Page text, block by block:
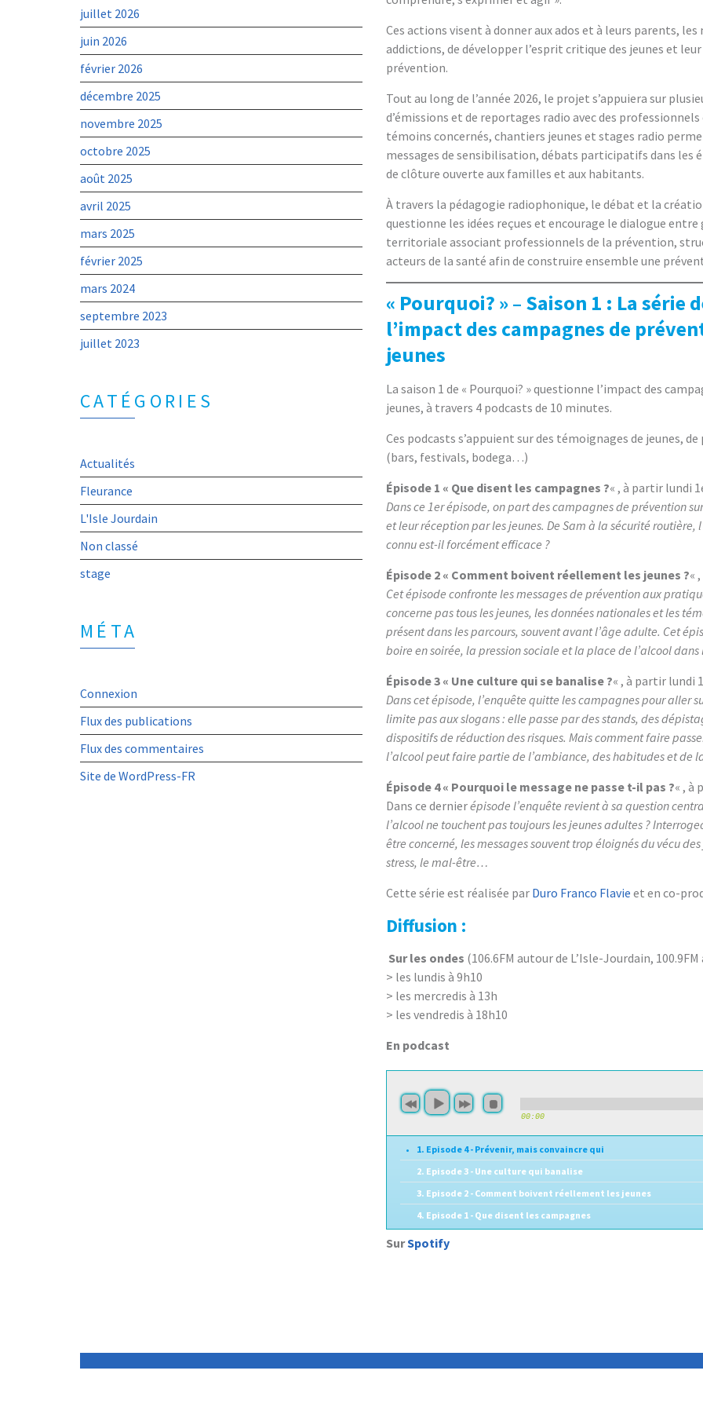
Ces actions visent à donner aux ados et à leurs parents,
addictions, de développer l’esprit critique des jeunes et
prévention.
Tout au long de l’année 2026, le projet s’appuiera sur
d’émissions et de reportages radio avec des
témoins concernés, chantiers jeunes et stages radio
messages de sensibilisation, débats participatifs dans les
de clôture ouverte aux familles et aux habitants.
À travers la pédagogie radiophonique, le débat et la
questionne les idées reçues et encourage le dialogue
territoriale associant professionnels de la prévention,
acteurs de la santé afin de construire ensemble une
« Pourquoi? » – Saison 1 : La
l’impact des campagnes de
jeunes
La saison 1 de « Pourquoi? » questionne l’impact des
jeunes, à travers 4 podcasts de 10 minutes.
Ces podcasts s’appuient sur des témoignages de jeunes,
(bars, festivals, bodega…)
Épisode 1 « Que disent les campagnes ?« , à partir lundi
Dans ce 1er épisode, on part des campagnes de prévention
et leur réception par les jeunes. De Sam à la sécurité
connu est-il forcément efficace ?
Épisode 2 « Comment boivent réellement les jeunes ?«
Cet épisode confronte les messages de prévention aux
concerne pas tous les jeunes, les données nationales et les
présent dans les parcours, souvent avant l’âge adulte. Cet
boire en soirée, la pression sociale et la place de l’alcool
Épisode 3 « Une culture qui se banalise ?« , à partir lundi
Dans cet épisode, l’enquête quitte les campagnes pour aller
limite pas aux slogans : elle passe par des stands, des
dispositifs de réduction des risques. Mais comment faire
l’alcool peut faire partie de l’ambiance, des habitudes et de
Épisode 4 « Pourquoi le message ne passe t-il pas ?« , à
Dans ce dernierépisode l’enquête revient à sa question
l’alcool ne touchent pas toujours les jeunes adultes ?
être concerné, les messages souvent trop éloignés du vécu
stress, le mal-être…
Cette série est réalisée par Duro Franco Flavie et en co-
Diffusion :
Sur les ondes (106.6FM autour de L’Isle-Jourdain,
> les lundis à 9h10
> les mercredis à 13h
> les vendredis à 18h10
En podcast
00:00
1. Episode 4 - Prévenir, mais convaincre qui
2. Episode 3 - Une culture qui banalise
3. Episode 2 - Comment boivent réellement les jeunes
4. Episode 1 - Que disent les campagnes
SurSpotify
juillet 2026
juin 2026
février 2026
décembre 2025
novembre 2025
octobre 2025
août 2025
avril 2025
mars 2025
février 2025
mars 2024
septembre 2023
juillet 2023
CATÉGORIES
Actualités
Fleurance
L'Isle Jourdain
Non classé
stage
MÉTA
Connexion
Flux des publications
Flux des commentaires
Site de WordPress-FR